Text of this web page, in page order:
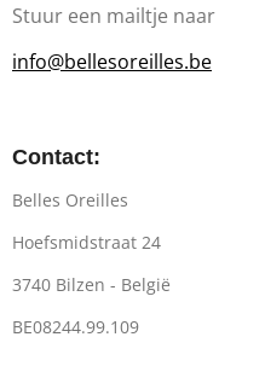
Stuur een mailtje naar
info@bellesoreilles.be
Contact:
Belles Oreilles
Hoefsmidstraat 24
3740 Bilzen - België
BE08244.99.109